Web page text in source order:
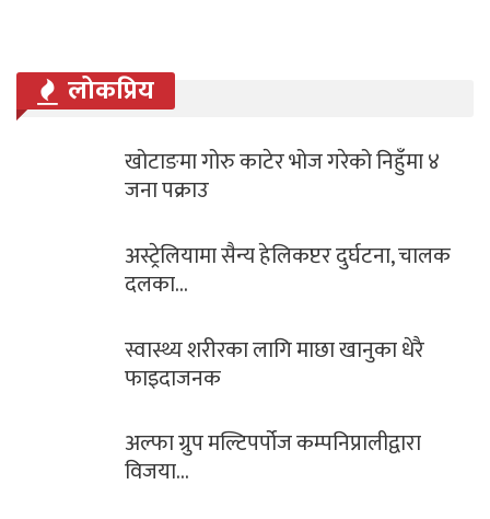
लोकप्रिय
गोरु काटेर भोज गरेको निहुँमा ४
सैन्य हेलिकप्टर दुर्घटना, चालक
शरीरका लागि माछा खानुका धेरै
ग्रुप मल्टिपर्पोज कम्पनिप्रालीद्वारा